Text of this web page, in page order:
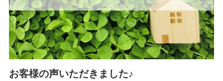
お客様の声いただきました♪